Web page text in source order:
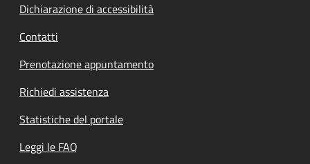
Dichiarazione di accessibilità
Contatti
Prenotazione appuntamento
Richiedi assistenza
Statistiche del portale
Leggi le FAQ